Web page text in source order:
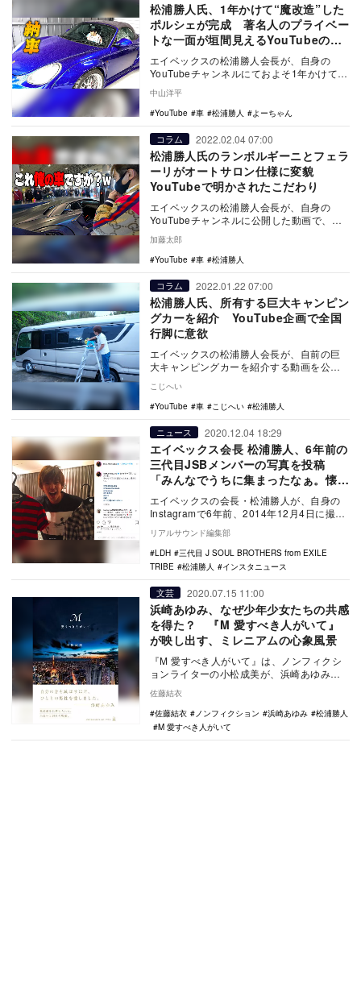
松浦勝人氏、1年かけて“魔改造”した
ポルシェが完成 著名人のプライベー
トな一面が垣間見えるYouTubeの醍
醐味
エイベックスの松浦勝人会長が、自身の
YouTubeチャンネルにておよそ1年かけて改
造したポルシェを公開し、視聴者から反響
が寄せら…
中山洋平
YouTube
車 松浦勝人 よーちゃん
コラム 2022.02.04 07:00
松浦勝人氏のランボルギーニとフェラ
ーリがオートサロン仕様に変貌
YouTubeで明かされたこだわり
エイベックスの松浦勝人会長が、自身の
YouTubeチャンネルに公開した動画で、フ
ルドライカーボン仕様にカスタムされた自
前のランボ…
加藤太郎
YouTube
車 松浦勝人
コラム 2022.01.22 07:00
松浦勝人氏、所有する巨大キャンピン
グカーを紹介 YouTube企画で全国
行脚に意欲
エイベックスの松浦勝人会長が、自前の巨
大キャンピングカーを紹介する動画を公開
れる松浦氏…
こじへい
YouTube
車 こじへい 松浦勝人
ニュース 2020.12.04 18:29
エイベックス会長 松浦勝人、6年前の
三代目JSBメンバーの写真を投稿
「みんなでうちに集まったなぁ。懐か
しい」
エイベックスの会長・松浦勝人が、自身の
Instagramで6年前、2014年12月4日に撮影
した三代目 J Soul Broth…
リアルサウンド編集部
LDH
三代目 J SOUL BROTHERS from EXILE
TRIBE
松浦勝人 インスタニュース
文芸 2020.07.15 11:00
浜崎あゆみ、なぜ少年少女たちの共感
を得た？ 『M 愛すべき人がいて』
が映し出す、ミレニアムの心象風景
『M 愛すべき人がいて』は、ノンフィクシ
ョンライターの小松成美が、浜崎あゆみと
エイベックス会長・松浦勝人へのインタビ
ューを経て著…
佐藤結衣
佐藤結衣
ノンフィクション 浜崎あゆみ
松浦勝人
M 愛すべき人がいて